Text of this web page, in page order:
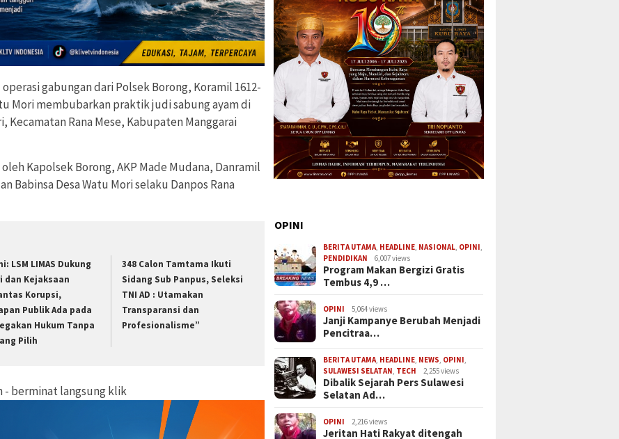
gabungan dari Polsek Borong, Koramil 1612-
Mori membubarkan praktik judi sabung ayam di
Kecamatan Rana Mese, Kabupaten Manggarai
Kapolsek Borong, AKP Made Mudana, Danramil
Babinsa Desa Watu Mori selaku Danpos Rana
LSM LIMAS Dukung
dan Kejaksaan
Korupsi,
Publik Ada pada
Hukum Tanpa
Pilih
348 Calon Tamtama Ikuti
Sidang Sub Panpus, Seleksi
TNI AD : Utamakan
Transparansi dan
Profesionalisme”
- berminat langsung klik
OPINI
BERITA UTAMA, HEADLINE, NASIONAL, OPINI,
PENDIDIKAN
6,007 views
Program Makan Bergizi Gratis
Tembus 4,9 …
OPINI 5,064 views
Janji Kampanye Berubah Menjadi
Pencitraa…
BERITA UTAMA, HEADLINE, NEWS, OPINI,
SULAWESI SELATAN, TECH 2,255 views
Dibalik Sejarah Pers Sulawesi
Selatan Ad…
OPINI 2,216 views
Jeritan Hati Rakyat ditengah